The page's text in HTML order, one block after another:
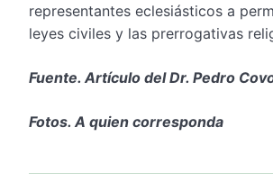
representantes eclesiásticos a
leyes civiles y las prerrogativas
Fuente. Artículo del Dr. Pedro
Fotos. A quien corresponda